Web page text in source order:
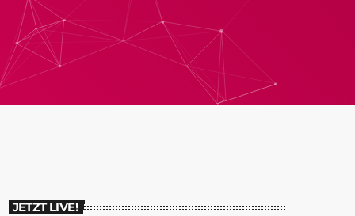
JETZT LIVE!